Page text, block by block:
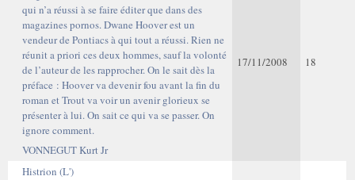
qui n’a réussi à se faire éditer que dans des
magazines pornos. Dwane Hoover est un
vendeur de Pontiacs à qui tout a réussi. Rien ne
réunit a priori ces deux hommes, sauf la volonté
de l’auteur de les rapprocher. On le sait dès la
préface : Hoover va devenir fou avant la fin du
roman et Trout va voir un avenir glorieux se
présenter à lui. On sait ce qui va se passer. On
ignore comment.
VONNEGUT Kurt Jr
17/11/2008 18
Histrion (L')